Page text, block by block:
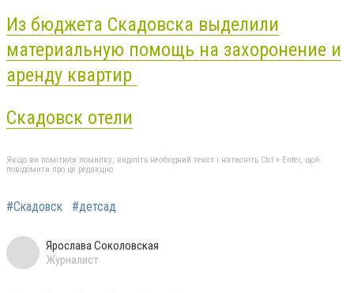
Из бюджета Скадовска выделили
материальную помощь на захоронение и
аренду квартир
Скадовск отели
Якщо ви помітили помилку, виділіть необхідний текст і натисніть Ctrl + Enter, щоб
повідомити про це редакцію
#Скадовск #детсад
Ярослава Соколовская
Журналист